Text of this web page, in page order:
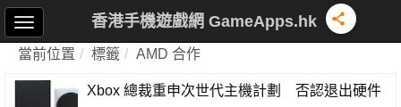
香港手機遊戲網 GameApps.hk
當前位置 標籤 AMD 合作
Xbox 總裁重申次世代主機計劃 否認退出硬件